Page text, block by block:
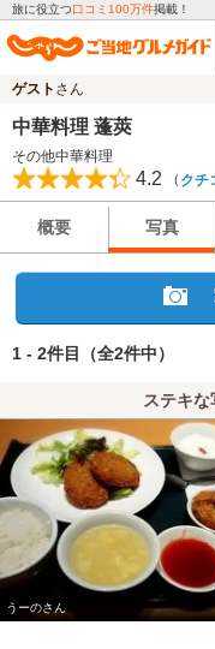
旅に役立つ口コミ100万件掲載！
ゲスト さん
中華料理 蓬莢
その他中華料理
4.2 （ クチ
概要 写真
1 - 2件目 （全2件中）
ステキな
うーのさん